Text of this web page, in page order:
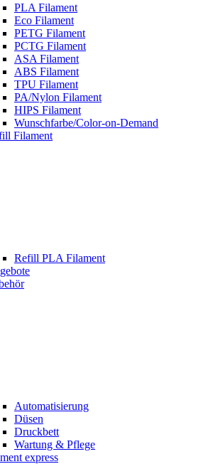
PLA Filament
Eco Filament
PETG Filament
PCTG Filament
ASA Filament
ABS Filament
TPU Filament
PA/Nylon Filament
HIPS Filament
Wunschfarbe/Color-on-Demand
Filament
Refill PLA Filament
Automatisierung
Düsen
Druckbett
Wartung & Pflege
express